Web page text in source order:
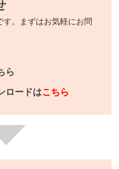
。まずはお気軽にお問
ら
ロードはこちら